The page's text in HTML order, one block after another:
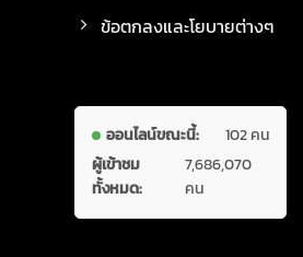
ข้อตกลงและโยบายต่างๆ
ออนไลน์ขณะนี้:
102 คน
ผู้เข้าชม
ทั้งหมด:
7,686,070
คน